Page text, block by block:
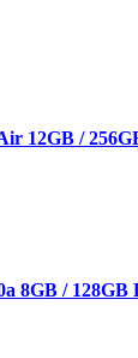
12GB /
8GB /